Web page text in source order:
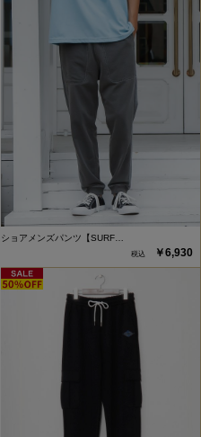
ショアメンズパンツ【SURF…
￥6,930